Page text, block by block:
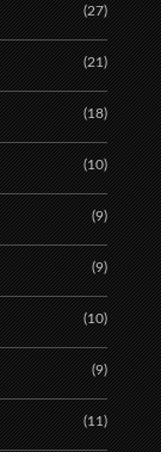
(27)
(21)
(18)
(10)
(9)
(9)
(10)
(9)
(11)